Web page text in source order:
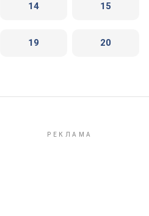
14 15
19 20